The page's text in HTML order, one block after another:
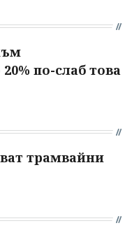
по-слаб това
трамвайни